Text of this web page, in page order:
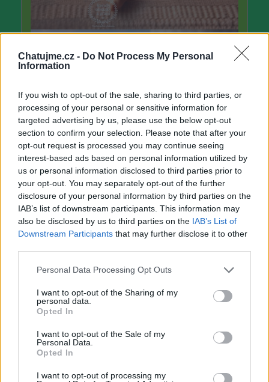
Chatujme.cz - Do Not Process My Personal
Information
If you wish to opt-out of the sale, sharing to third parties, or
processing of your personal or sensitive information for
targeted advertising by us, please use the below opt-out
section to confirm your selection. Please note that after your
opt-out request is processed you may continue seeing
interest-based ads based on personal information utilized by
us or personal information disclosed to third parties prior to
your opt-out. You may separately opt-out of the further
disclosure of your personal information by third parties on the
IAB’s list of downstream participants. This information may
also be disclosed by us to third parties on the IAB’s List of
Downstream Participants that may further disclose it to other
Personal Data Processing Opt Outs
I want to opt-out of the Sharing of my
personal data.
Opted In
I want to opt-out of the Sale of my
Personal Data.
Opted In
I want to opt-out of processing my